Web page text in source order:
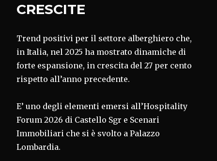
CRESCITE
Trend positivi per il settore alberghiero che,
in Italia, nel 2025 ha mostrato dinamiche di
forte espansione, in crescita del 27 per cento
rispetto all’anno precedente.
E’ uno degli elementi emersi all’Hospitality
Forum 2026 di Castello Sgr e Scenari
Immobiliari che si è svolto a Palazzo
Lombardia.